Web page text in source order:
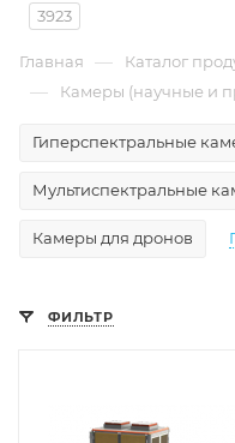
3923
Главная — Каталог
— Камеры (научные и
Гиперспектральные
Мультиспектральные
Камеры для дронов
ФИЛЬТР